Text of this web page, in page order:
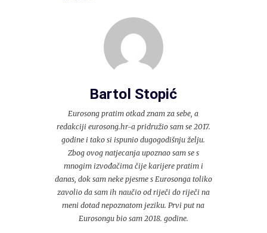
Bartol Stopić
Eurosong pratim otkad znam za sebe, a
redakciji eurosong.hr-a pridružio sam se 2017.
godine i tako si ispunio dugogodišnju želju.
Zbog ovog natjecanja upoznao sam se s
mnogim izvođačima čije karijere pratim i
danas, dok sam neke pjesme s Eurosonga toliko
zavolio da sam ih naučio od riječi do riječi na
meni dotad nepoznatom jeziku. Prvi put na
Eurosongu bio sam 2018. godine.